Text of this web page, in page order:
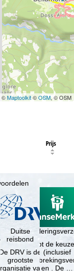
©Maptoolkit©OSM, © OSM
Prijs
Duitse
reisbond
De DRV is de
grootste
organisatie van
Je hebt de
(inclusief
en . De …